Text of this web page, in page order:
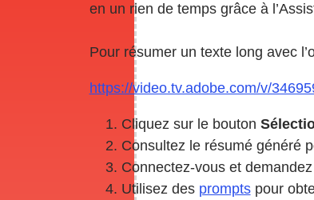
en un rien de temps grâce à
Pour résumer un texte long avec
https://video.tv.adobe.com/v/
Cliquez sur le bouton
Consultez le résumé généré
Connectez-vous et
Utilisez des promptspour